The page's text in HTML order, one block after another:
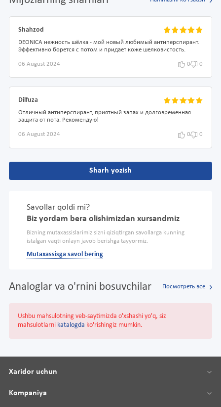
Shahzod
DEONICA нежность шёлка - мой новый любимый антиперспирант.
Эффективно борется с потом и придает коже шелковистость.
06 August 2024 0 0
Dilfuza
Отличный антиперспирант, приятный запах и долговременная
защита от пота. Рекомендую!
06 August 2024 0 0
Sharh yozish
Savollar qoldi mi?
Biz yordam bera olishimizdan xursandmiz
Bizning mutaxassislarimiz sizni qiziqtirgan savollarga kunning
istalgan vaqti onlayn javob berishga tayyormiz.
Mutaxassisga savol bering
Analoglar va o'rnini bosuvchilar Посмотреть все
Ushbu mahsulotning veb-saytimizda o'xshashi yo'q, siz
mahsulotlarni katalogda ko'rishingiz mumkin.
Xaridor uchun
Kompaniya